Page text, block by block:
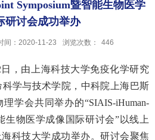
Symposium暨智能生物医学
研讨会成功举办
间：2020-11-23 浏览次数： 446
日，由上海科技大学免疫化学研究
科学与技术学院，中科院上海巴斯
学会共同举办的“SIAIS-iHuman-
生物医学成像国际研讨会”以线上
科技大学成功举办。研讨会聚焦